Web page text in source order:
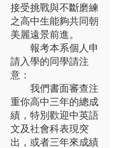
接受挑戰與不斷磨練
之高中生能夠共同朝
美麗遠景前進。
報考本系個人申
請入學的同學請注
意：
我們書面審查注
重你高中三年的總成
績，特別歡迎中英語
文及社會科表現突
出，或者三年來成績